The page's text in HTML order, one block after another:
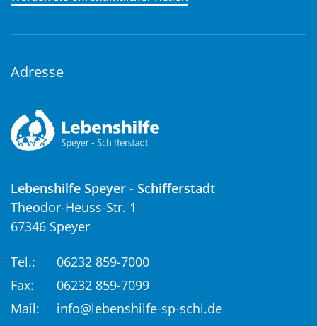
Adresse
Lebenshilfe Speyer - Schifferstadt
Theodor-Heuss-Str. 1
67346 Speyer
Tel.:
06232 859-7000
Fax:
06232 859-7099
Mail:
info@lebenshilfe-sp-schi.de